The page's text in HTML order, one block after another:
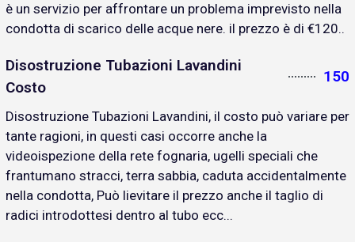
è un servizio per affrontare un problema imprevisto nella
condotta di scarico delle acque nere. il prezzo è di €120..
Disostruzione Tubazioni Lavandini
Costo
150
Disostruzione Tubazioni Lavandini, il costo può variare per
tante ragioni, in questi casi occorre anche la
videoispezione della rete fognaria, ugelli speciali che
frantumano stracci, terra sabbia, caduta accidentalmente
nella condotta, Può lievitare il prezzo anche il taglio di
radici introdottesi dentro al tubo ecc...